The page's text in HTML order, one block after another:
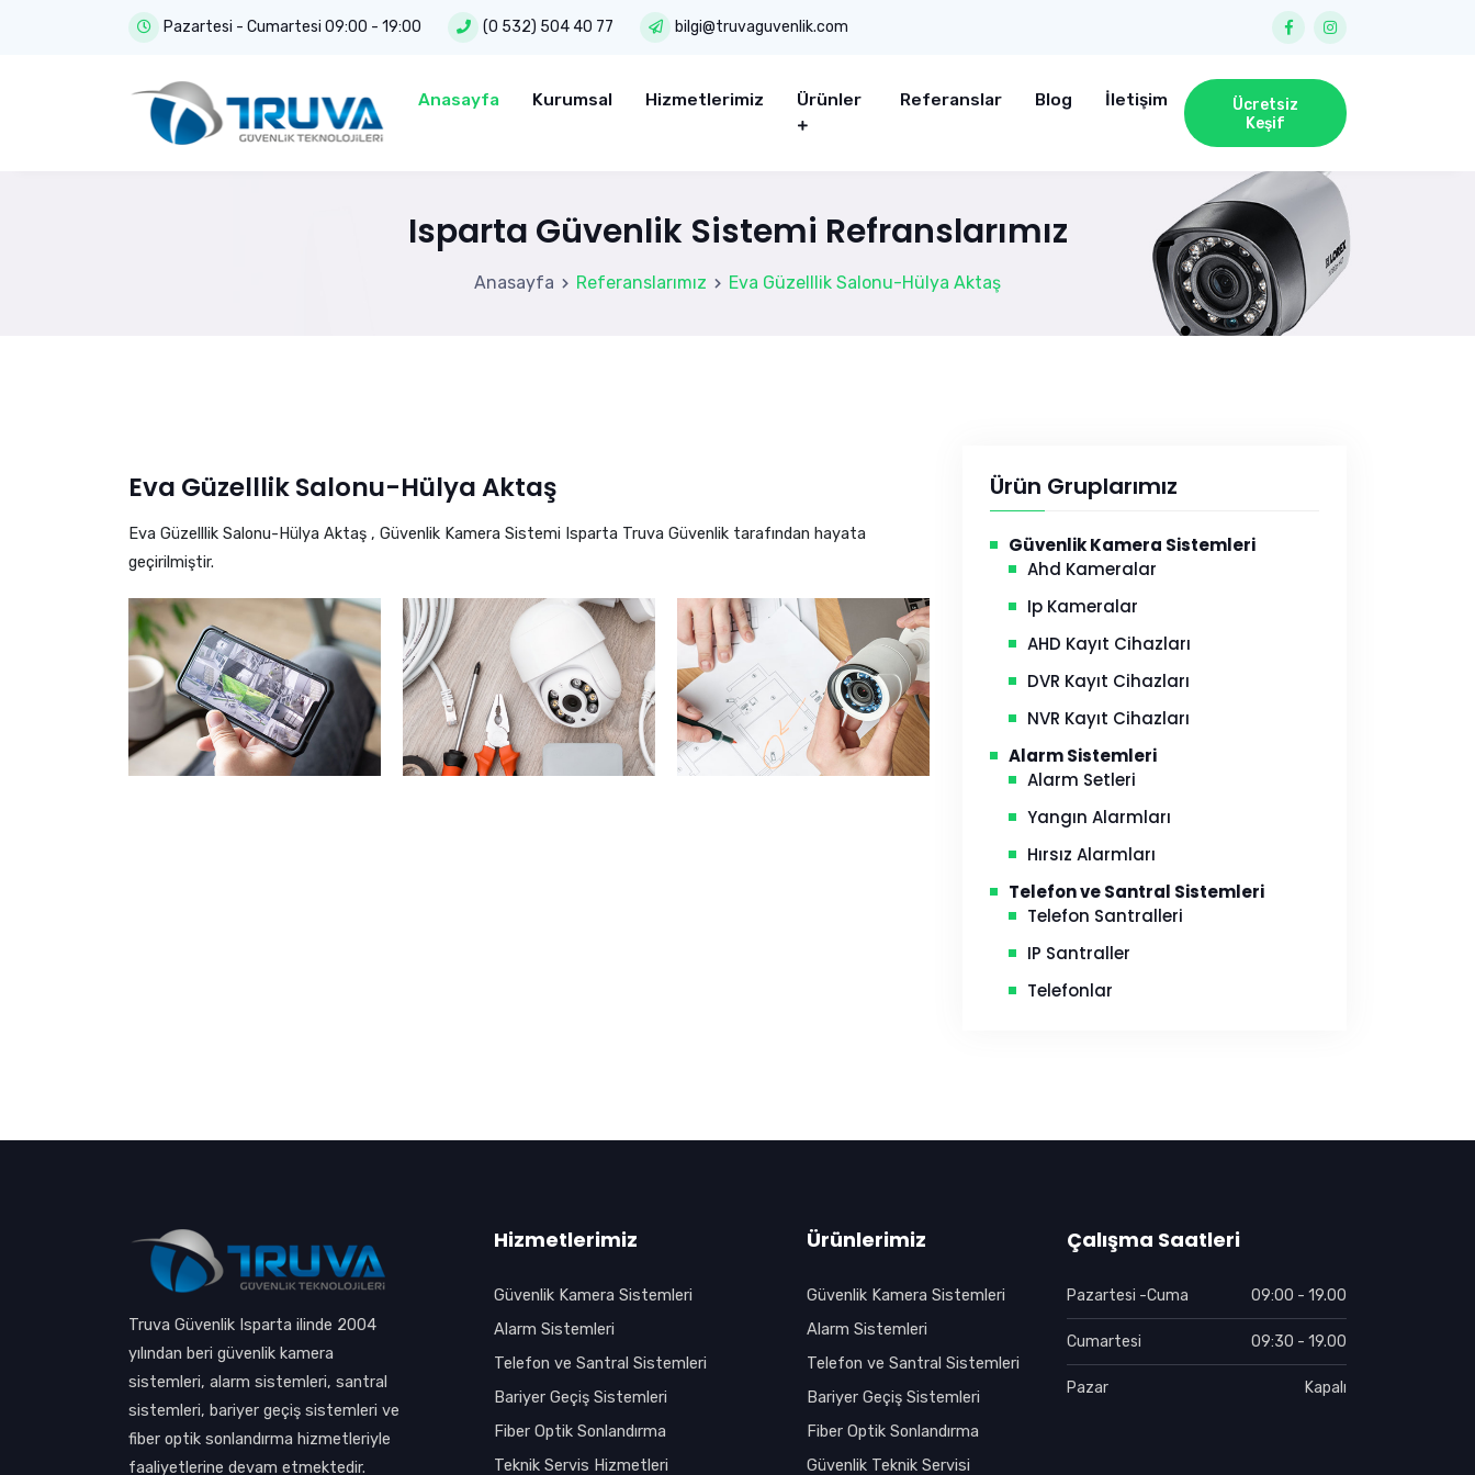
Pazartesi - Cumartesi 09:00 - 19:00 (0 532) 504 40 77 bilgi@truvaguvenlik.com
Anasayfa Kurumsal Hizmetlerimiz Ürünler Referanslar Blog İletişim
Ücretsiz
Keşif
Isparta Güvenlik Sistemi Refranslarımız
Anasayfa Referanslarımız Eva Güzelllik Salonu-Hülya Aktaş
Eva Güzelllik Salonu-Hülya Aktaş
Eva Güzelllik Salonu-Hülya Aktaş , Güvenlik Kamera Sistemi Isparta Truva Güvenlik tarafından hayata
geçirilmiştir.
Ürün Gruplarımız
Güvenlik Kamera Sistemleri
Ahd Kameralar
Ip Kameralar
AHD Kayıt Cihazları
DVR Kayıt Cihazları
NVR Kayıt Cihazları
Alarm Sistemleri
Alarm Setleri
Yangın Alarmları
Hırsız Alarmları
Telefon ve Santral Sistemleri
Telefon Santralleri
IP Santraller
Telefonlar
Truva Güvenlik Isparta ilinde 2004
yılından beri güvenlik kamera
sistemleri, alarm sistemleri, santral
sistemleri, bariyer geçiş sistemleri ve
fiber optik sonlandırma hizmetleriyle
faaliyetlerine devam etmektedir.
Hizmetlerimiz
Güvenlik Kamera Sistemleri
Alarm Sistemleri
Telefon ve Santral Sistemleri
Bariyer Geçiş Sistemleri
Fiber Optik Sonlandırma
Teknik Servis Hizmetleri
Ürünlerimiz
Güvenlik Kamera Sistemleri
Alarm Sistemleri
Telefon ve Santral Sistemleri
Bariyer Geçiş Sistemleri
Fiber Optik Sonlandırma
Güvenlik Teknik Servisi
Çalışma Saatleri
Pazartesi -Cuma 09:00 - 19.00
Cumartesi 09:30 - 19.00
Pazar Kapalı